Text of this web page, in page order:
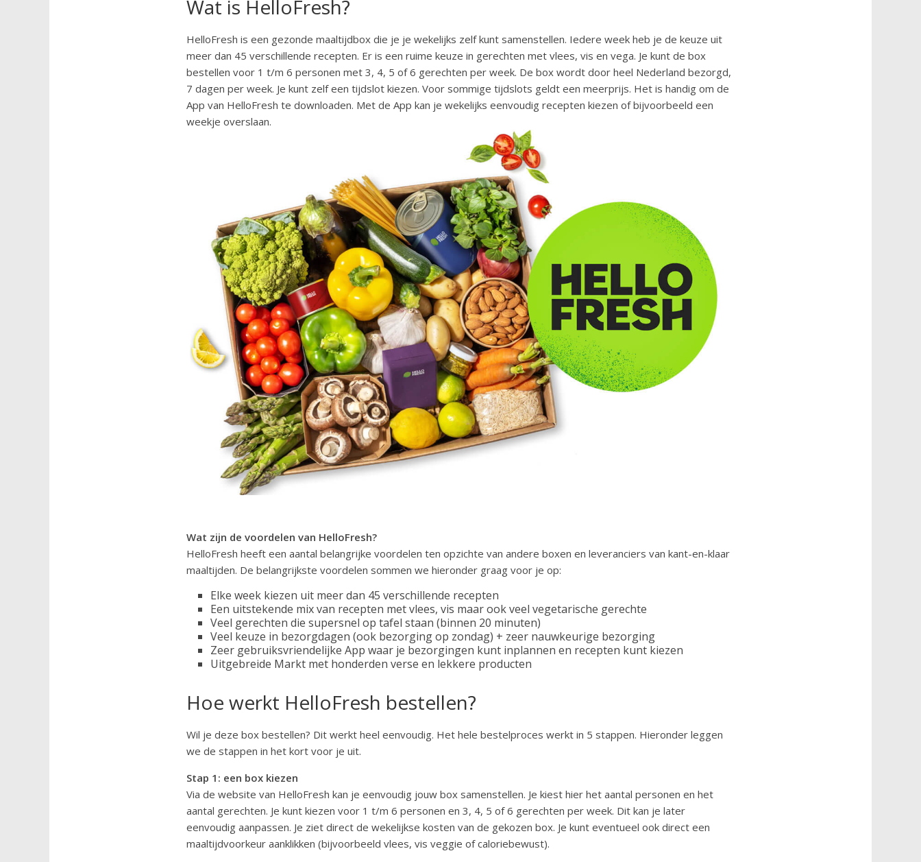
Wat is HelloFresh?
HelloFresh is een gezonde maaltijdbox die je je wekelijks zelf kunt samenstellen. Iedere week heb je de keuze uit
meer dan 45 verschillende recepten. Er is een ruime keuze in gerechten met vlees, vis en vega. Je kunt de box
bestellen voor 1 t/m 6 personen met 3, 4, 5 of 6 gerechten per week. De box wordt door heel Nederland bezorgd,
7 dagen per week. Je kunt zelf een tijdslot kiezen. Voor sommige tijdslots geldt een meerprijs. Het is handig om de
App van HelloFresh te downloaden. Met de App kan je wekelijks eenvoudig recepten kiezen of bijvoorbeeld een
weekje overslaan.
Wat zijn de voordelen van HelloFresh?
HelloFresh heeft een aantal belangrijke voordelen ten opzichte van andere boxen en leveranciers van kant-en-klaar
maaltijden. De belangrijkste voordelen sommen we hieronder graag voor je op:
Elke week kiezen uit meer dan 45 verschillende recepten
Een uitstekende mix van recepten met vlees, vis maar ook veel vegetarische gerechte
Veel gerechten die supersnel op tafel staan (binnen 20 minuten)
Veel keuze in bezorgdagen (ook bezorging op zondag) + zeer nauwkeurige bezorging
Zeer gebruiksvriendelijke App waar je bezorgingen kunt inplannen en recepten kunt kiezen
Uitgebreide Markt met honderden verse en lekkere producten
Hoe werkt HelloFresh bestellen?
Wil je deze box bestellen? Dit werkt heel eenvoudig. Het hele bestelproces werkt in 5 stappen. Hieronder leggen
we de stappen in het kort voor je uit.
Stap 1: een box kiezen
Via de website van HelloFresh kan je eenvoudig jouw box samenstellen. Je kiest hier het aantal personen en het
aantal gerechten. Je kunt kiezen voor 1 t/m 6 personen en 3, 4, 5 of 6 gerechten per week. Dit kan je later
eenvoudig aanpassen. Je ziet direct de wekelijkse kosten van de gekozen box. Je kunt eventueel ook direct een
maaltijdvoorkeur aanklikken (bijvoorbeeld vlees, vis veggie of caloriebewust).